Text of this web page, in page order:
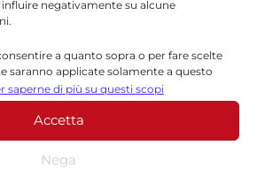
negativamente su alcune
a quanto sopra o per fare scelte
saranno applicate solamente a questo
le impostazioni in qualsiasi momento,
utilizzando i pulsanti della Cookie
di gestione del consenso nella parte
saperne di più su questi scopi
Accetta
Nega